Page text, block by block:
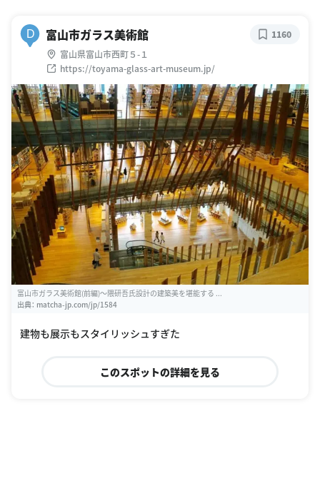
D 富山市ガラス美術館
富山県富山市西町５-１
https://toyama-glass-art-museum.jp/
1160
富山市ガラス美術館(前編)〜隈研吾氏設計の建築美を堪能する ...
出典： matcha-jp.com/jp/1584
建物も展示もスタイリッシュすぎた
このスポットの詳細を見る